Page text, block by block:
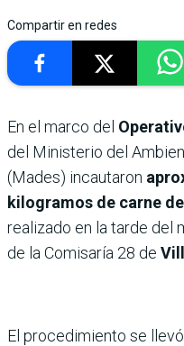
Compartir en redes
En el marco del
del Ministerio del
(Mades) incautaron
kilogramos de carne
realizado en la tarde del
de la Comisaría 28 de
El procedimiento se